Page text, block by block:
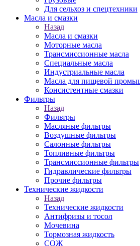
Для сельхоз и спецтехники
Масла и смазки
Назад
Масла и смазки
Моторные масла
Трансмиссионные масла
Специальные масла
Индустриальные масла
Масла для пищевой
Консистентные смазки
Фильтры
Назад
Фильтры
Масляные фильтры
Воздушные фильтры
Салонные фильтры
Топливные фильтры
Трансмиссионные фильтры
Гидравлические фильтры
Прочие фильтры
Технические жидкости
Назад
Технические жидкости
Антифризы и тосол
Мочевина
Тормозная жидкость
СОЖ